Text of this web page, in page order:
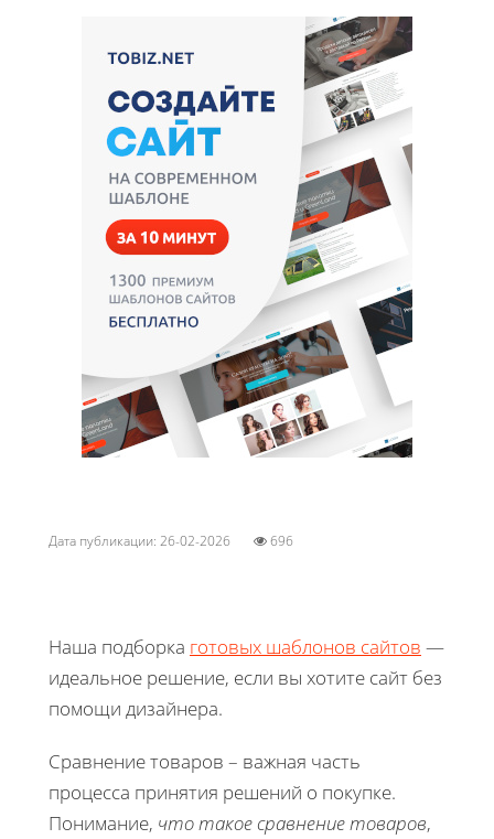
Дата публикации: 26-02-2026 696
Наша подборка готовых шаблонов сайтов —
идеальное решение, если вы хотите сайт без
помощи дизайнера.
Сравнение товаров – важная часть
процесса принятия решений о покупке.
Понимание, что такое сравнение товаров,